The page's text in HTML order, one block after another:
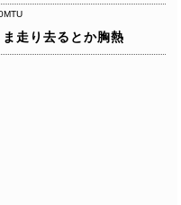
走り去るとか胸熱